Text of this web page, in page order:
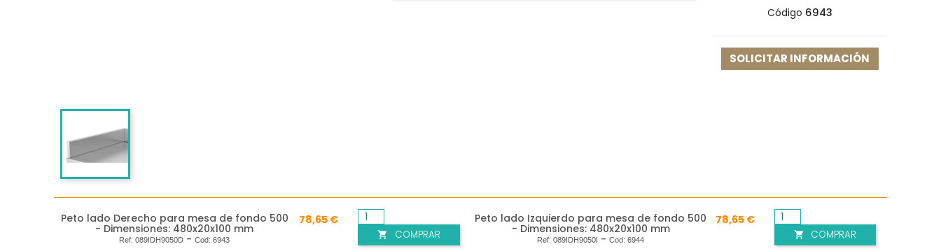
Código 6943
SOLICITAR INFORMACIÓN
Peto lado Derecho para mesa de fondo 500
- Dimensiones: 480x20x100 mm
Ref: 089IDH9050D - Cod: 6943
78,65 €
 COMPRAR
Peto lado Izquierdo para mesa de fondo 500
- Dimensiones: 480x20x100 mm
Ref:089IDH9050I -Cod:6944
78,65 €
 COMPRAR